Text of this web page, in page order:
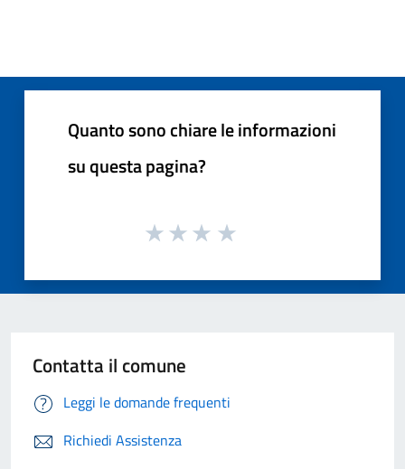
Quanto sono chiare le informazioni
su questa pagina?
Contatta il comune
Leggi le domande frequenti
Richiedi Assistenza